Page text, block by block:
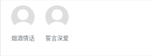
烟酒情话 誓言深爱